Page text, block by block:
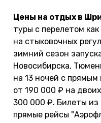
Цены на отдых в
туры с перелетом
на стыковочных
зимний сезон
Новосибирска,
на 13 ночей с
от 190 000 ₽ на
300 000 ₽. Билеты из
прямые рейсы